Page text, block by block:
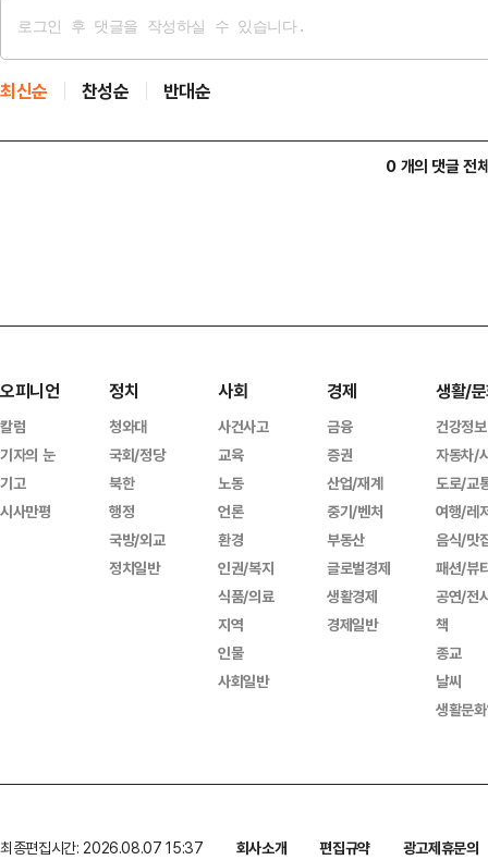
최신순 찬성순 반대순
0 개의 댓글 전
오피니언
칼럼
기자의 눈
기고
시사만평
정치
청와대
국회/정당
북한
행정
국방/외교
정치일반
사회
사건사고
교육
노동
언론
환경
인권/복지
식품/의료
지역
인물
사회일반
경제
금융
증권
산업/재계
중기/벤처
부동산
글로벌경제
생활경제
경제일반
생활/
건강정보
자동차/
도로/교
여행/레
음식/맛
패션/뷰
공연/전
책
종교
날씨
생활문
최종편집시간: 2026.08.07 15:37 회사소개 편집규약
광고제휴문의